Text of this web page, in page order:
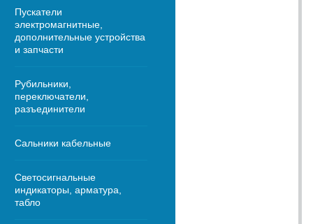
Пускатели
электромагнитные,
дополнительные устройства
и запчасти
Рубильники,
переключатели,
разъединители
Сальники кабельные
Светосигнальные
индикаторы, арматура,
табло